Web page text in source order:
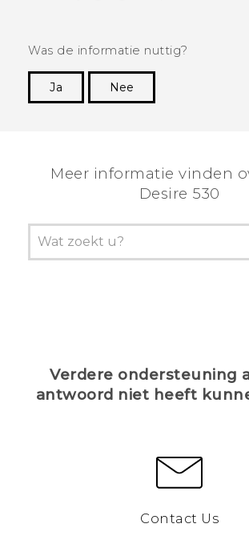
Was de informatie nuttig?
Ja
Nee
Meer informatie vinden
Desire 530
Verdere ondersteuning
antwoord niet heeft
Contact Us